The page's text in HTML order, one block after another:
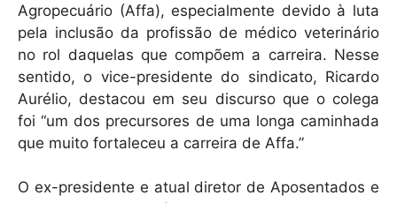
Agropecuário (Affa), especialmente devido à luta
pela inclusão da profissão de médico veterinário
no rol daquelas que compõem a carreira. Nesse
sentido, o vice-presidente do sindicato, Ricardo
Aurélio, destacou em seu discurso que o colega
foi “um dos precursores de uma longa caminhada
que muito fortaleceu a carreira de Affa.”
O ex-presidente e atual diretor de Aposentados e